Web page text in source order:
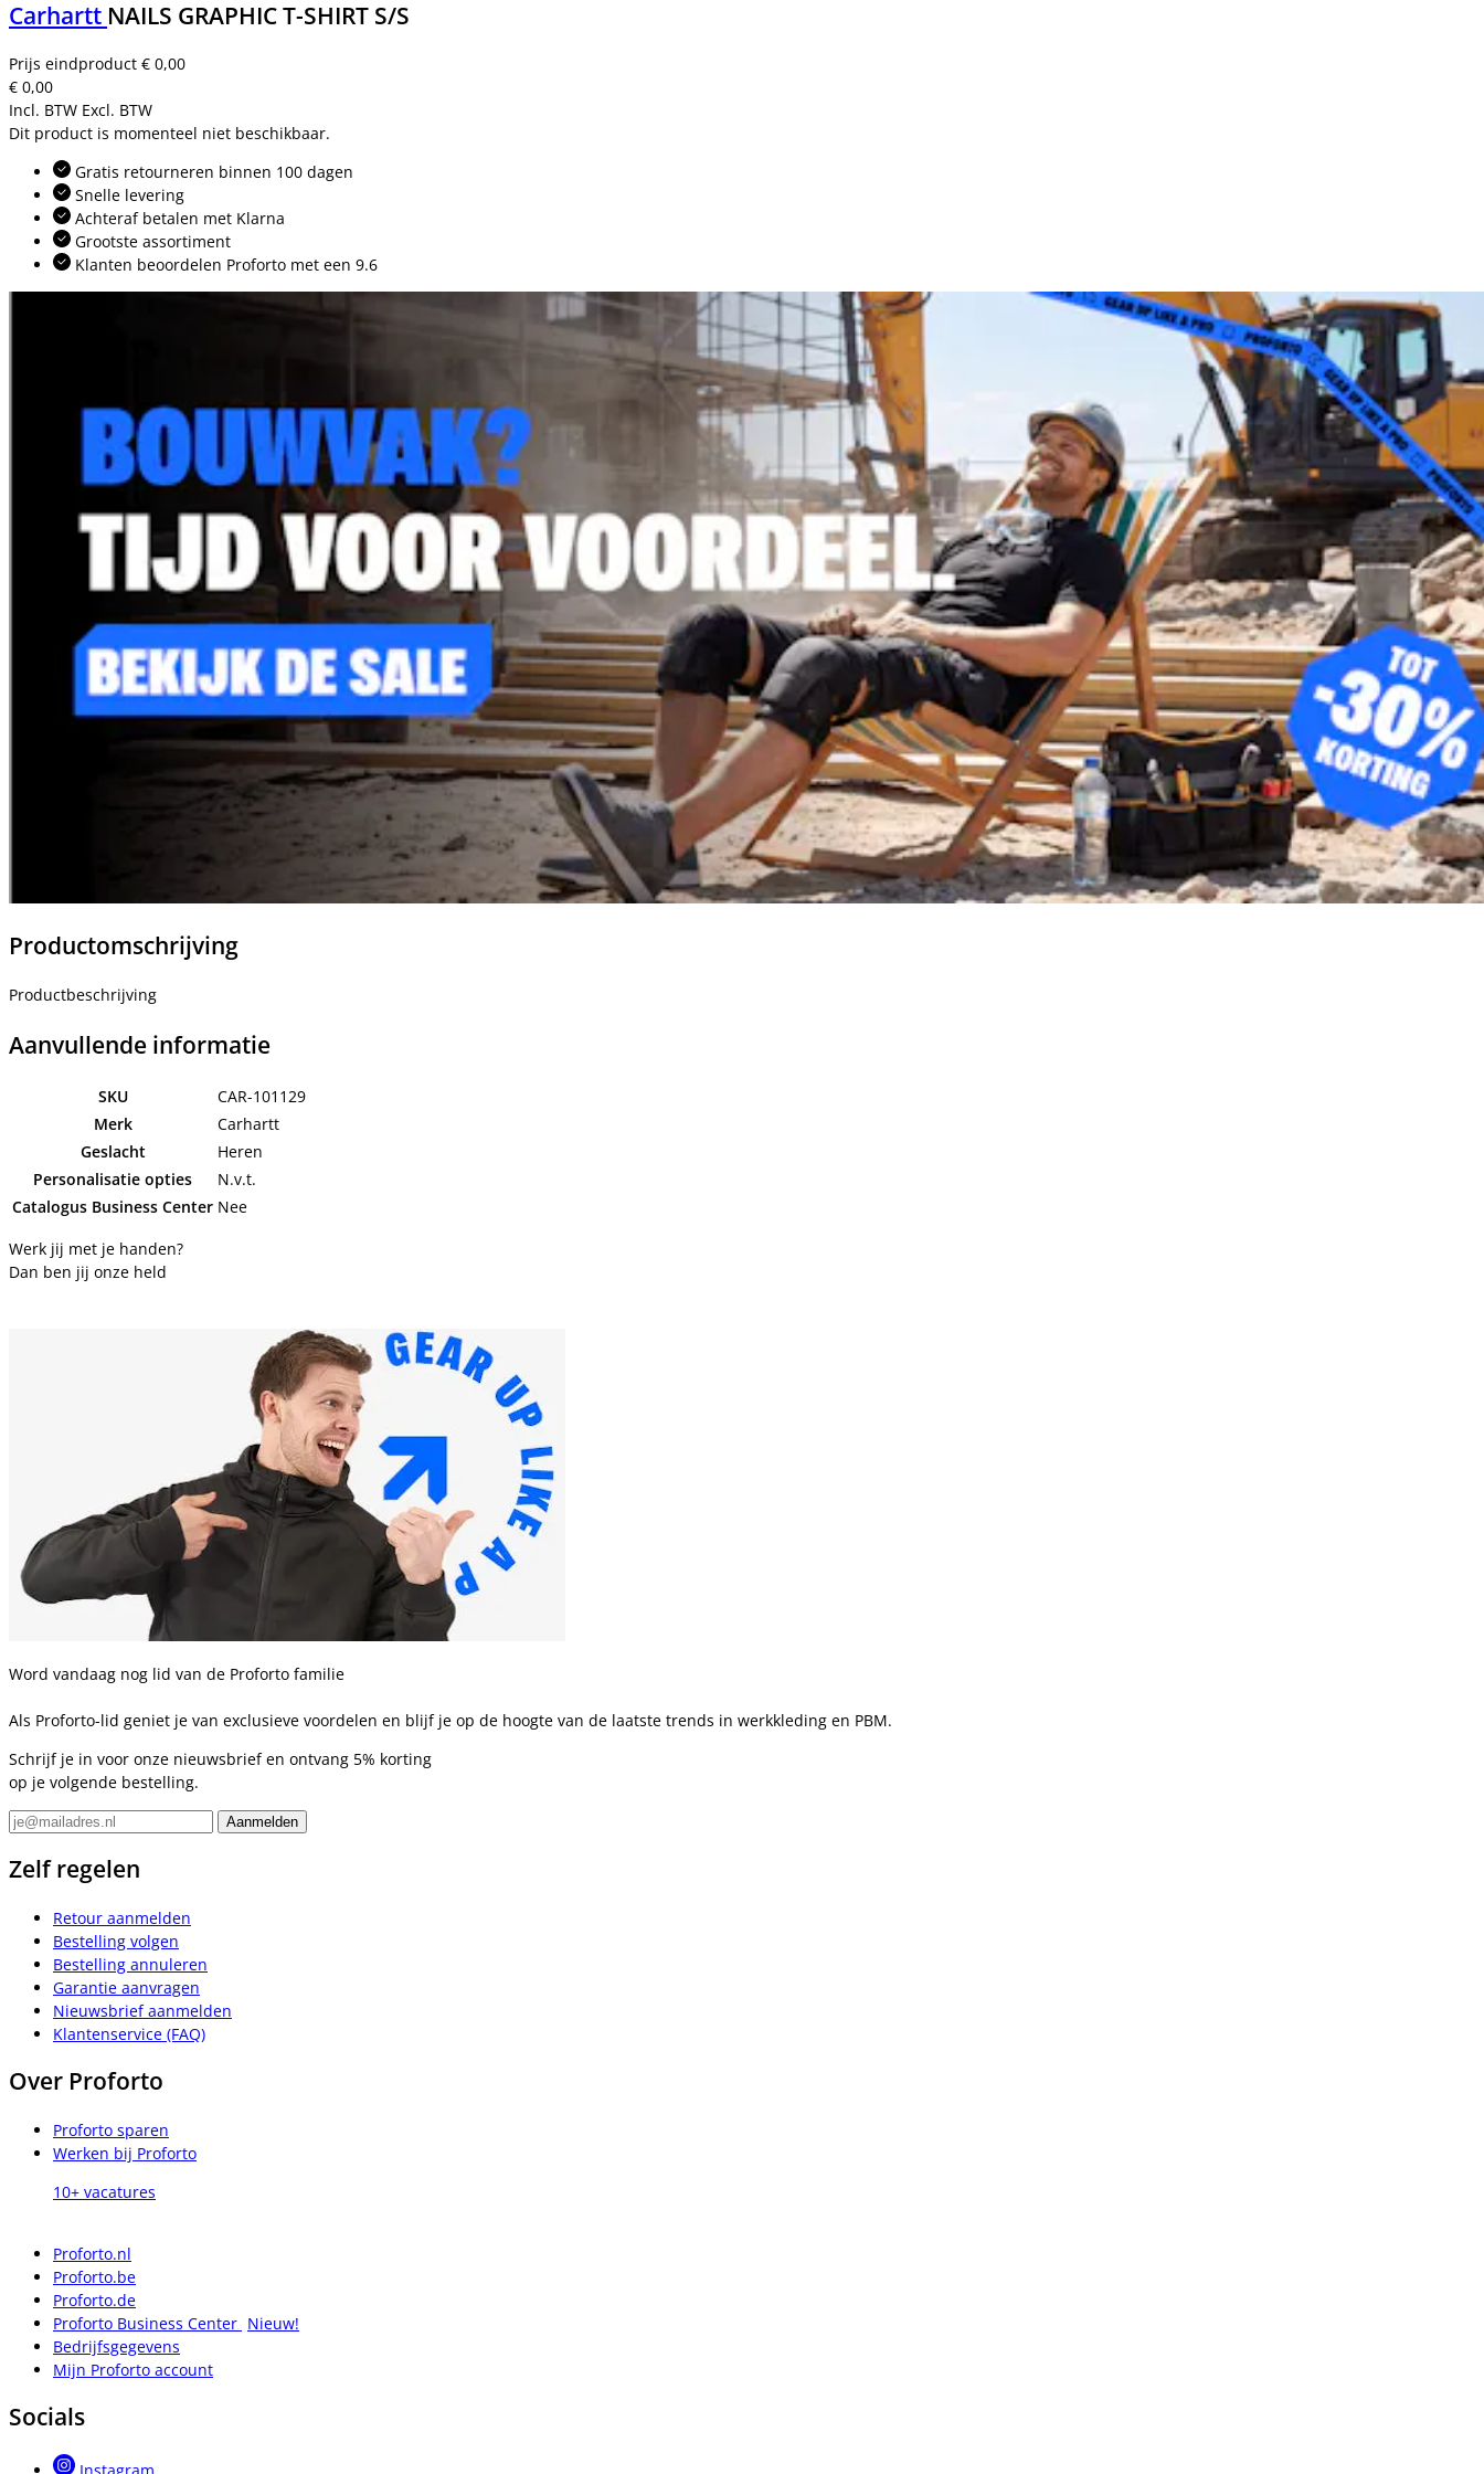
Carhartt NAILS GRAPHIC T-SHIRT S/S
Prijs eindproduct € 0,00
€ 0,00
Incl. BTW Excl. BTW
Dit product is momenteel niet beschikbaar.
Gratis retourneren binnen 100 dagen
Snelle levering
Achteraf betalen met Klarna
Grootste assortiment
Klanten beoordelen Proforto met een 9.6
Productomschrijving
Productbeschrijving
Aanvullende informatie
SKU
CAR-101129
Merk
Carhartt
Geslacht
Heren
Personalisatie opties
N.v.t.
Catalogus Business Center Nee
Werk jij met je handen?
Dan ben jij onze held
Word vandaag nog lid van de Proforto familie
Als Proforto-lid geniet je van exclusieve voordelen en blijf je op de hoogte van de laatste trends in werkkleding en PBM.
Schrijf je in voor onze nieuwsbrief en ontvang 5% korting
op je volgende bestelling.
Zelf regelen
Retour aanmelden
Bestelling volgen
Bestelling annuleren
Garantie aanvragen
Nieuwsbrief aanmelden
Klantenservice (FAQ)
Over Proforto
Proforto sparen
Werken bij Proforto
10+ vacatures
Proforto.nl
Proforto.be
Proforto.de
Proforto Business Center Nieuw!
Bedrijfsgegevens
Mijn Proforto account
Socials
Instagram